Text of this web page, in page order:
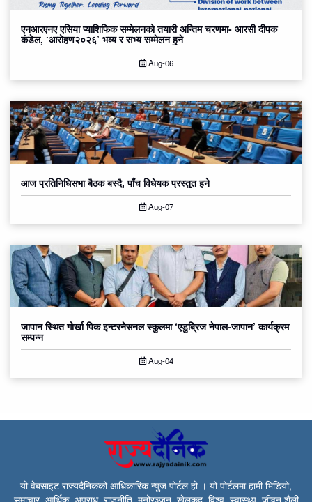
एनआरएनए एसिया प्याशिफिक सम्मेलनको तयारी अन्तिम चरणमा- आरसी दीपक
कंडेल, ‘आरोहण२०२६’ भव्य र सभ्य सम्मेलन हुने
Aug-06
आज प्रतिनिधिसभा बैठक बस्दै, पाँच विधेयक प्रस्तुत हुने
Aug-07
जापान स्थित गोर्खा पिक इन्टरनेसनल स्कुलमा ‘एडुब्रिज नेपाल-जापान’ कार्यक्रम
सम्पन्न
Aug-04
यो वेबसाइट राज्यदैनिकको आधिकारिक न्युज पोर्टल हो । यो पोर्टलमा हामी भिडियो,
समाचार, आर्थिक, अपराध, राजनीति, मनोरञ्जन, खेलकुद, विश्व, स्वास्थ्य, जीवन शैली